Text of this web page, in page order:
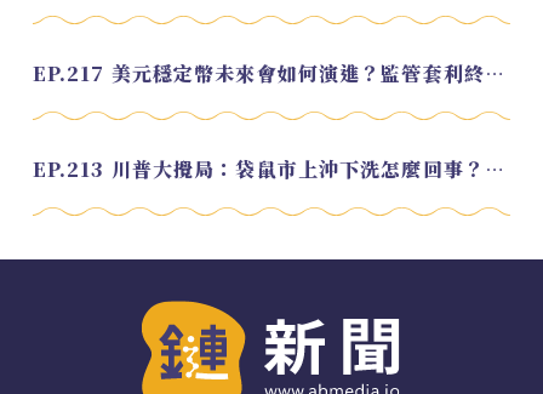
EP.217 美元穩定幣未來會如何演進？監管套利終將收斂？feat. 研究員 余哲安
EP.213 川普大攪局：袋鼠市上沖下洗怎麼回事？feat. Alvin